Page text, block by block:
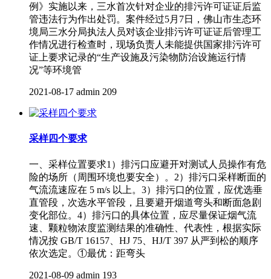
例》实施以来，三水首次针对企业的排污许可证证后监
管违法行为作出处罚。案件经过5月7日，佛山市生态环
境局三水分局执法人员对该企业排污许可证证后管理工
作情况进行检查时，现场负责人未能提供国家排污许可
证上要求记录的“生产设施及污染物防治设施运行情
况”等环境管
2021-08-17 admin 209
采样四个要求
一、采样位置要求1）排污口应避开对测试人员操作有危
险的场所（周围环境也要安全）。2）排污口采样断面的
气流流速应在 5 m/s 以上。3）排污口的位置，应优选垂
直管段，次选水平管段，且要避开烟道弯头和断面急剧
变化部位。4）排污口的具体位置，应尽量保证烟气流
速、颗粒物浓度监测结果的准确性、代表性，根据实际
情况按 GB/T 16157、HJ 75、HJ/T 397 从严到松的顺序
依次选定。①最优：距弯头
2021-08-09 admin 193